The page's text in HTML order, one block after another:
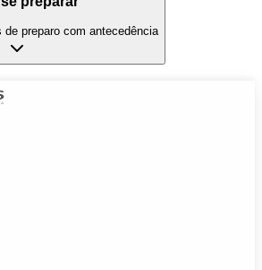
de preparo com antecedência